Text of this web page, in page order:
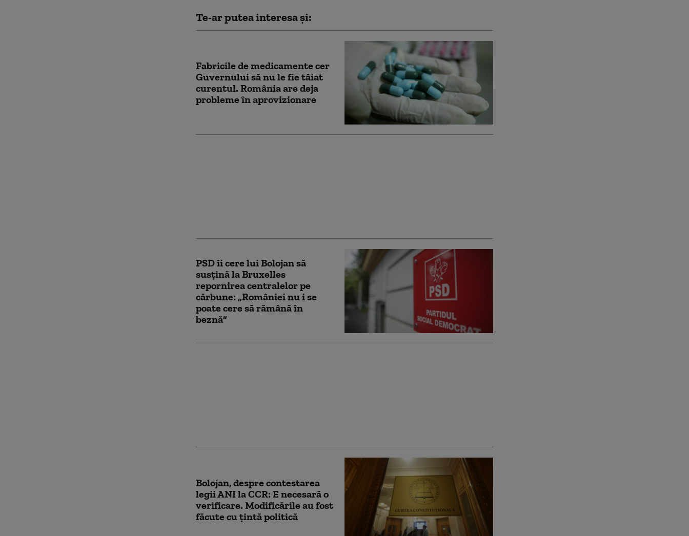
Te-ar putea interesa și:
Fabricile de medicamente cer
Guvernului să nu le fie tăiat
curentul. România are deja
probleme în aprovizionare
PSD îi cere lui Bolojan să
susțină la Bruxelles
repornirea centralelor pe
cărbune: „României nu i se
poate cere să rămână în
beznă”
Bolojan, despre contestarea
legii ANI la CCR: E necesară o
verificare. Modificările au fost
făcute cu țintă politică